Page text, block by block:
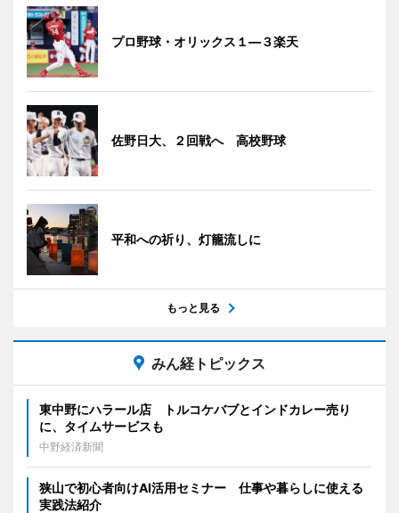
プロ野球・オリックス１―３楽天
佐野日大、２回戦へ 高校野球
平和への祈り、灯籠流しに
もっと見る
みん経トピックス
東中野にハラール店 トルコケバブとインドカレー売り
に、タイムサービスも
中野経済新聞
狭山で初心者向けAI活用セミナー 仕事や暮らしに使える
実践法紹介